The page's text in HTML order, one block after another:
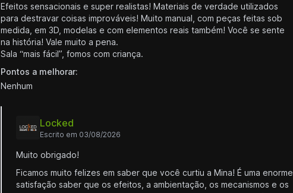
Efeitos sensacionais e super realistas! Materiais de verdade utilizados
para destravar coisas improváveis! Muito manual, com peças feitas sob
medida, em 3D, modelas e com elementos reais também! Você se sente
na história! Vale muito a pena.
Sala “mais fácil”, fomos com criança.
Pontos a melhorar:
Nenhum
Locked
Escrito em 03/08/2026
Muito obrigado!
Ficamos muito felizes em saber que você curtiu a Mina! É uma enorme
satisfação saber que os efeitos, a ambientação, os mecanismos e os